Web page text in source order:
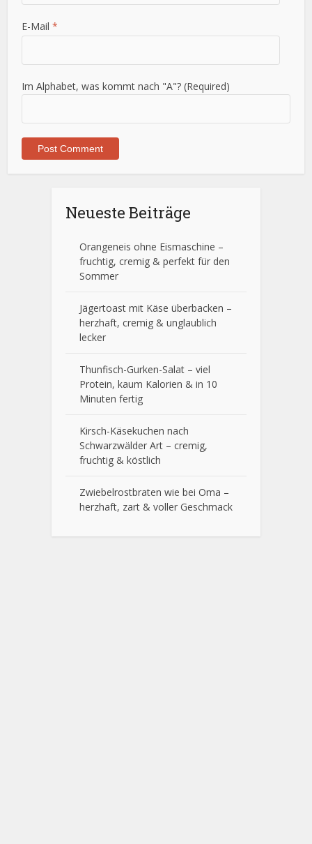
E-Mail*
Im Alphabet, was kommt nach "A"? (Required)
Neueste Beiträge
Orangeneis ohne Eismaschine –
fruchtig, cremig & perfekt für den
Sommer
Jägertoast mit Käse überbacken –
herzhaft, cremig & unglaublich
lecker
Thunfisch-Gurken-Salat – viel
Protein, kaum Kalorien & in 10
Minuten fertig
Kirsch-Käsekuchen nach
Schwarzwälder Art – cremig,
fruchtig & köstlich
Zwiebelrostbraten wie bei Oma –
herzhaft, zart & voller Geschmack